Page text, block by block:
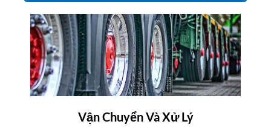
Vận Chuyển Và Xử Lý